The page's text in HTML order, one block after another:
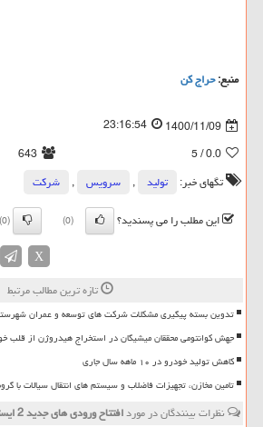
منبع:حراج كن
1400/11/09
23:16:54
0.0
/ 5
643
تگهای خبر:
تولید , سرویس ,
شركت
این مطلب را می پسندید؟
(0)
(0)
X
تازه ترین مطالب مرتبط
تدوین بسته پیگیری مشکلات شرکت های توسعه و عمران
جهش کوانتومی محققان میشیگان در استخراج هیدروژن از قلب
کاهش تولید خودرو در ۱۰ ماهه سال جاری
تامین مخازن، تجهیزات فاضلاب و سیستم های انتقال سیالات با
نظرات بینندگان در موردافتتاح ورودی های جدید 2 ایستگاه از خط 7 مترو در بهمن ماه